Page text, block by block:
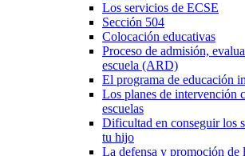
Los servicios de ECSE
Sección 504
Colocación educativas
Proceso de admisión,
escuela (ARD)
El programa de educación
Los planes de intervención
escuelas
Dificultad en conseguir los
tu hijo
La defensa y promoción de